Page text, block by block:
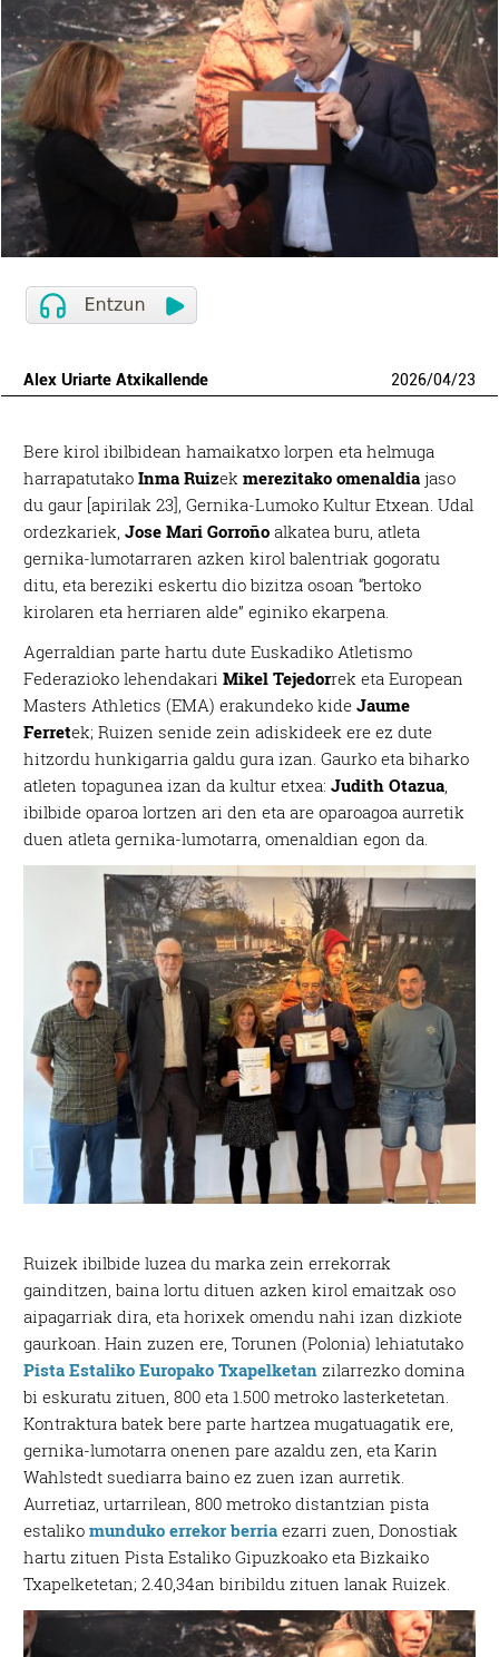
Alex Uriarte Atxikallende 2026/04/23
Bere kirol ibilbidean hamaikatxo lorpen eta helmuga
harrapatutako Inma Ruizekmerezitako omenaldia jaso
du gaur [apirilak 23], Gernika-Lumoko Kultur Etxean. Udal
ordezkariek, Jose Mari Gorroño alkatea buru, atleta
gernika-lumotarraren azken kirol balentriak gogoratu
ditu, eta bereziki eskertu dio bizitza osoan “bertoko
kirolaren eta herriaren alde” eginiko ekarpena.
Agerraldian parte hartu dute Euskadiko Atletismo
Federazioko lehendakariMikel Tejedorrek eta European
Masters Athletics (EMA) erakundeko kideJaume
Ferretek; Ruizen senide zein adiskideek ere ez dute
hitzordu hunkigarria galdu gura izan. Gaurko eta biharko
atleten topagunea izan da kultur etxea:Judith Otazua,
ibilbide oparoa lortzen ari den eta are oparoagoa aurretik
duen atleta gernika-lumotarra, omenaldian egon da.
Ruizek ibilbide luzea du marka zein errekorrak
gainditzen, baina lortu dituen azken kirol emaitzak oso
aipagarriak dira, eta horixek omendu nahi izan dizkiote
gaurkoan. Hain zuzen ere, Torunen (Polonia) lehiatutako
Pista Estaliko Europako Txapelketan zilarrezko domina
bi eskuratu zituen, 800 eta 1.500 metroko lasterketetan.
Kontraktura batek bere parte hartzea mugatuagatik ere,
gernika-lumotarra onenen pare azaldu zen, eta Karin
Wahlstedt suediarra baino ez zuen izan aurretik.
Aurretiaz, urtarrilean, 800 metroko distantzian pista
estaliko munduko errekor berria ezarri zuen, Donostiak
hartu zituen Pista Estaliko Gipuzkoako eta Bizkaiko
Txapelketetan; 2.40,34an biribildu zituen lanak Ruizek.